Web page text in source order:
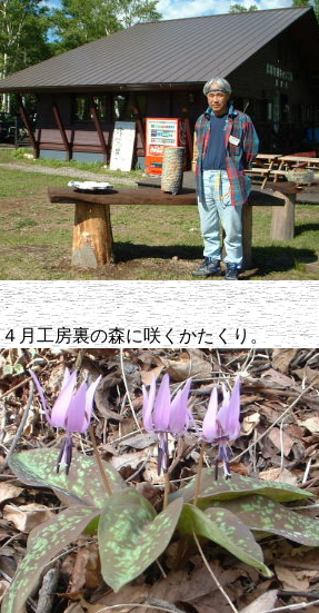
４月工房裏の森に咲くか